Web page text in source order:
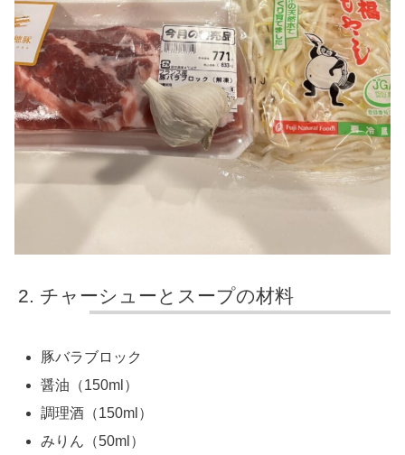
チャーシューとスープの材料
豚バラブロック
醤油（150ml）
調理酒（150ml）
みりん（50ml）